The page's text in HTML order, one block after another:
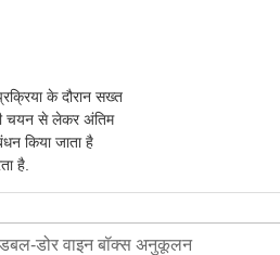
के दौरान सख्त
चयन से लेकर अंतिम
किया जाता है
है.
डबल-डोर वाइन बॉक्स अनुकूलन